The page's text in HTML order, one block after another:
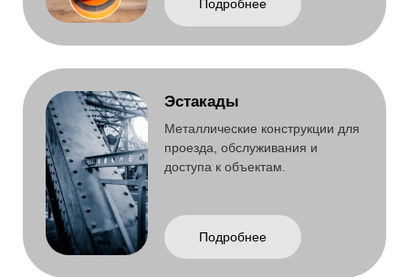
2. Заготовительный участок с оборудованием
ЧПУ
Проектируем металлоконструкции в специализированных
программах с использованием 3D-моделирования. Это
позволяет точно рассчитать нагрузку и исключить ошибки
при изготовлении и монтаже.
1. Конструкторское бюро и 3D-моделирование
Преимущества работы